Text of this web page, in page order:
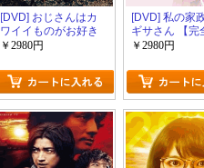
[DVD] おじさんはカ
ワイイものがお好き
【完全版】(初回生産
￥2980円
[DVD] 私の家
ギサさん 【完
(初回生産限定
￥2980円